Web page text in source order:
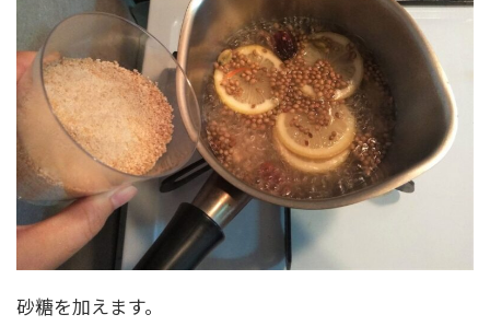
砂糖を加えます。